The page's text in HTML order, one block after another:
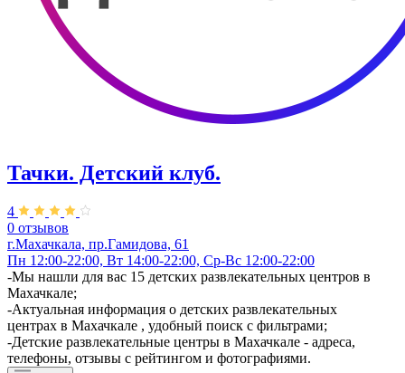
Тачки. Детский клуб.
4
0 отзывов
г.Махачкала, пр.Гамидова, 61
Пн 12:00-22:00, Вт 14:00-22:00, Ср-Вс 12:00-22:00
-Мы нашли для вас 15 детских развлекательных центров в
Махачкале;
-Актуальная информация о детских развлекательных
центрах в Махачкале , удобный поиск с фильтрами;
-Детские развлекательные центры в Махачкале - адреса,
телефоны, отзывы с рейтингом и фотографиями.